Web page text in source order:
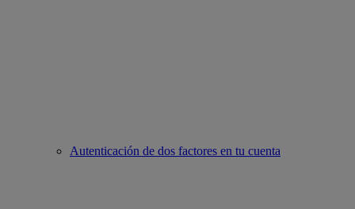
Autenticación de dos factores en tu cuenta